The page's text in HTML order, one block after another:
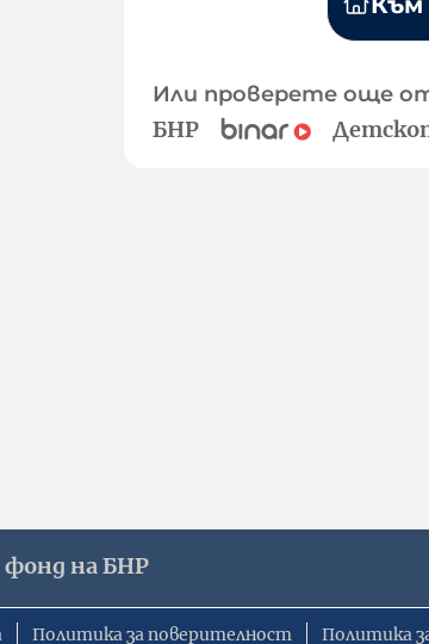
Или проверете още
БНР
фонд на БНР
Политика за поверителност Политика